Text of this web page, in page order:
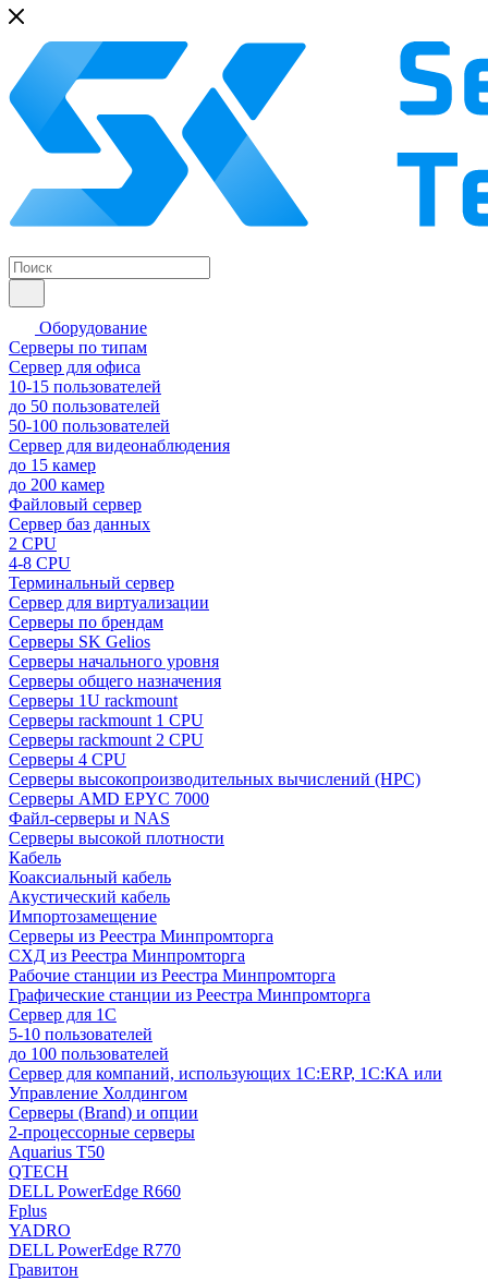
Оборудование
Серверы по типам
Сервер для офиса
10-15 пользователей
до 50 пользователей
50-100 пользователей
Сервер для видеонаблюдения
до 15 камер
до 200 камер
Файловый сервер
Сервер баз данных
2 CPU
4-8 CPU
Терминальный сервер
Сервер для виртуализации
Серверы по брендам
Серверы SK Gelios
Серверы начального уровня
Серверы общего назначения
Серверы 1U rackmount
Серверы rackmount 1 CPU
Серверы rackmount 2 CPU
Серверы 4 CPU
Серверы высокопроизводительных вычислений (HPC)
Серверы AMD EPYC 7000
Файл-серверы и NAS
Серверы высокой плотности
Кабель
Коаксиальный кабель
Акустический кабель
Импортозамещение
Серверы из Реестра Минпромторга
СХД из Реестра Минпромторга
Рабочие станции из Реестра Минпромторга
Графические станции из Реестра Минпромторга
Сервер для 1С
5-10 пользователей
до 100 пользователей
Сервер для компаний, использующих 1C:ERP, 1С:КА или
Управление Холдингом
Серверы (Brand) и опции
2-процессорные серверы
Aquarius T50
QTECH
DELL PowerEdge R660
Fplus
YADRO
DELL PowerEdge R770
Гравитон